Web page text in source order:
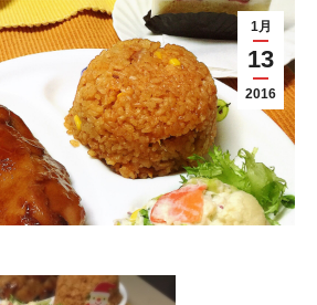
1月
13
2016